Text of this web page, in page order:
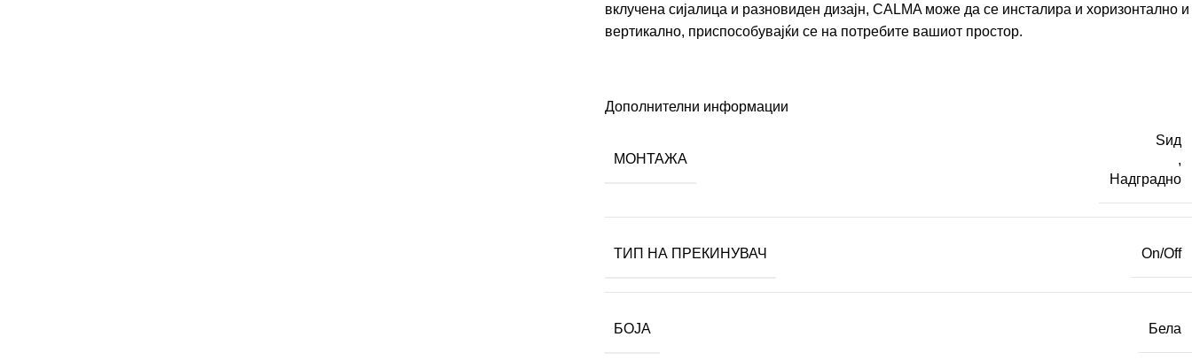
вклучена сијалица и разновиден дизајн, CALMA може да се инсталира и хоризонтално и
вертикално, приспособувајќи се на потребите вашиот простор.
Дополнителни информации
МОНТАЖА
Ѕид
,
Надградно
ТИП НА ПРЕКИНУВАЧ On/Off
БОЈА Бела